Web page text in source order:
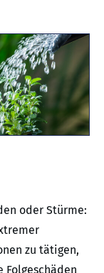
oder Stürme:
zu tätigen,